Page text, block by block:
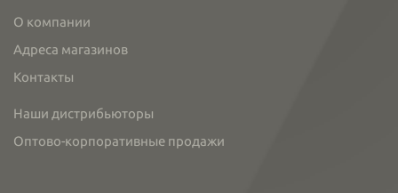
О компании
Адреса магазинов
Контакты
Наши дистрибьюторы
Оптово-корпоративные продажи